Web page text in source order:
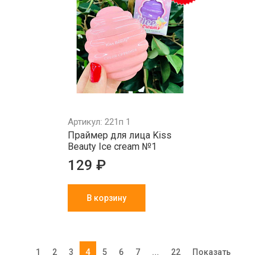
Артикул: 221п 1
Праймер для лица Kiss
Beauty Ice cream №1
129 ₽
В корзину
1 2 3 4 5 6 7 ... 22 Показать